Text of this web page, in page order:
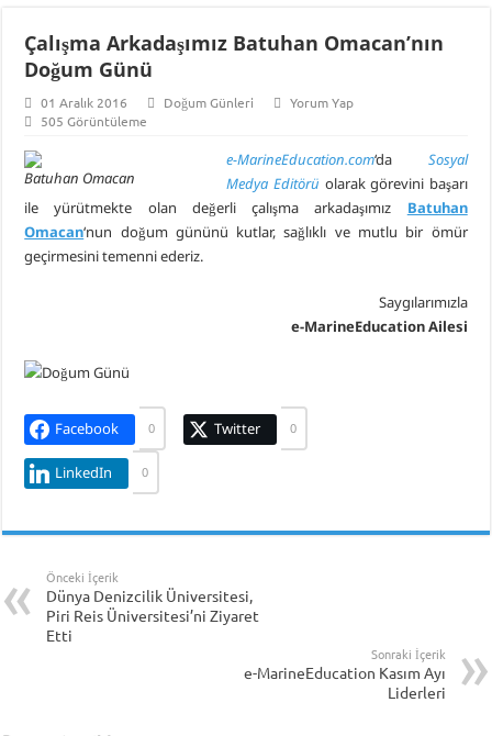
İTÜ Mesleki ve Teknik Anadolu Lisesi Öğrencilerini Geleceğin
DARGEB-Denizci Gönüllülerden Gemi İnsanlarına Mesaj Var!
MINE-EMI Projesi ile Ortak Yüksek Lisans Programı Geliştirme Çalışmaları
Armona Denizcilik İşletme Müdürü Kapt. Semih Falay Vefat Etti
Piri Reis Üniversitesi’nin Karadeniz Ülkeleri için “Ortak Yüksek Lisans
DARGEB’ten, Deniz’den Fotoğraf Sergisi
Çalışma Arkadaşımız Batuhan Omacan’nın
Doğum Günü
01 Aralık 2016 Doğum Günleri
Yorum Yap
505 Görüntüleme
Batuhan Omacan
e-MarineEducation.com‘da Sosyal
Medya Editörü olarak görevini başarı
ile yürütmekte olan değerli çalışma arkadaşımız Batuhan
Omacan‘nun doğum gününü kutlar, sağlıklı ve mutlu bir ömür
geçirmesini temenni ederiz.
Saygılarımızla
e-MarineEducation Ailesi
Facebook 0 Twitter 0
LinkedIn 0
Önceki İçerik
Dünya Denizcilik Üniversitesi,
Piri Reis Üniversitesi’ni Ziyaret
Etti
Sonraki İçerik
e-MarineEducation Kasım Ayı
Liderleri